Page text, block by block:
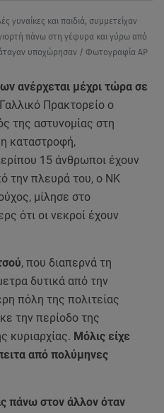
γυναίκες και παιδιά, συμμετείχαν
πάνω στη γέφυρα και γύρω από
υποχώρησαν / Φωτογραφία AP
ανέρχεται μέχρι τώρα σε
Πρακτορείο ο
της αστυνομίας στη
καταστροφή,
15 άνθρωποι έχουν
την πλευρά του, ο ΝΚ
μίλησε στο
ότι οι νεκροί έχουν
, που διαπερνά τη
δυτικά από την
πόλη της πολιτείας
την περίοδο της
κυριαρχίας. Μόλις είχε
από πολύμηνες
πάνω στον άλλον όταν